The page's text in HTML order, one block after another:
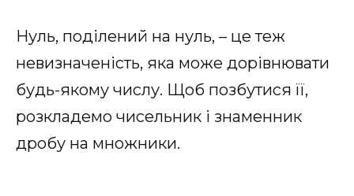
Нуль, поділений на нуль, – це теж
невизначеність, яка може дорівнювати
будь-якому числу. Щоб позбутися її,
розкладемо чисельник і знаменник
дробу на множники.